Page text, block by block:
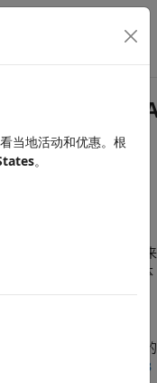
类
来
减少数组分配和数据副本
直接映射。MATLAB 以
对象转换为您的
请参阅
将变量从 MATLAB
当地活动和优惠。根
。